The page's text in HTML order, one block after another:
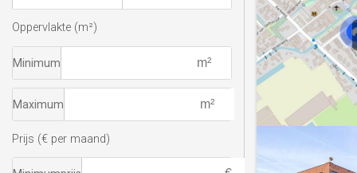
Oppervlakte (m²)
Minimum
Maximum
Prijs (€ per maand)